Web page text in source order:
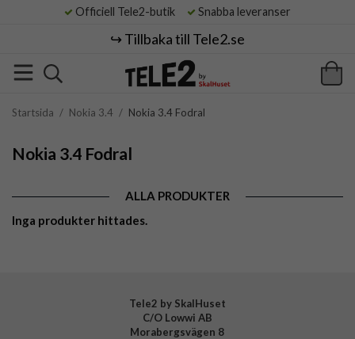
Officiell Tele2-butik Snabba leveranser
↪️ Tillbaka till Tele2.se
Startsida / Nokia 3.4 / Nokia 3.4 Fodral
Nokia 3.4 Fodral
ALLA PRODUKTER
Inga produkter hittades.
Tele2 by SkalHuset
C/O Lowwi AB
Morabergsvägen 8